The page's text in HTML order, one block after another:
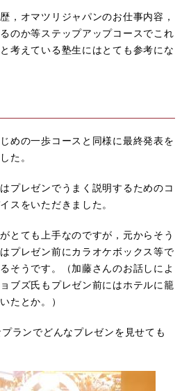
，オマツリジャパンのお仕事内容，
のか等ステップアップコースでこれ
考えている塾生にはとても参考にな
めの一歩コースと同様に最終発表を
た。
プレゼンでうまく説明するためのコ
スをいただきました。
とても上手なのですが，元からそう
プレゼン前にカラオケボックス等で
そうです。（加藤さんのお話しによ
ブズ氏もプレゼン前にはホテルに籠
たとか。）
ランでどんなプレゼンを見せても